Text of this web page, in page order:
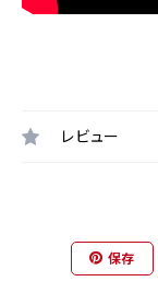
レビュー
保存